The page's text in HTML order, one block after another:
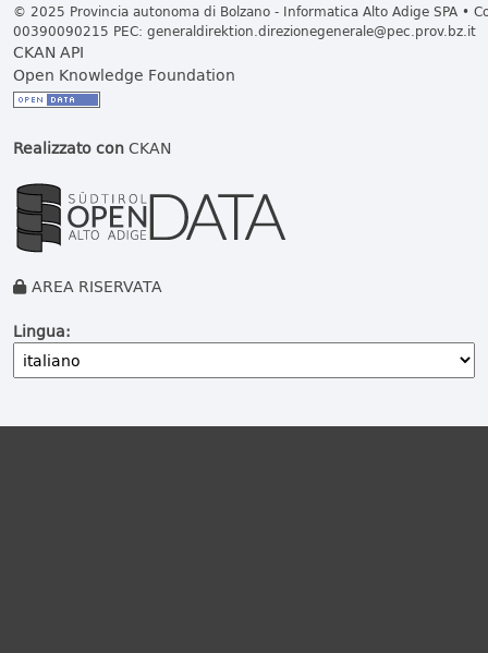
© 2025 Provincia autonoma di Bolzano - Informatica Alto Adige SPA •
00390090215 PEC: generaldirektion.direzionegenerale@pec.prov.bz.it
CKAN API
Open Knowledge Foundation
Realizzato conCKAN
AREA RISERVATA
Lingua